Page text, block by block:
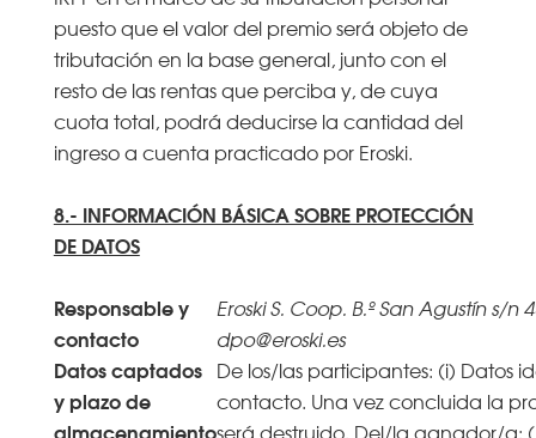
puesto que el valor del premio será objeto de
tributación en la base general, junto con el
resto de las rentas que perciba y, de cuya
cuota total, podrá deducirse la cantidad del
ingreso a cuenta practicado por Eroski.
8.- INFORMACIÓN BÁSICA SOBRE PROTECCIÓN
DE DATOS
Responsable y
contacto
Eroski S. Coop. B.º San Agustín s/n
dpo@eroski.es
Datos captados
y plazo de
almacenamiento
De los/las participantes: (i) Datos
contacto. Una vez concluida la
será destruido. Del/la ganador/a: